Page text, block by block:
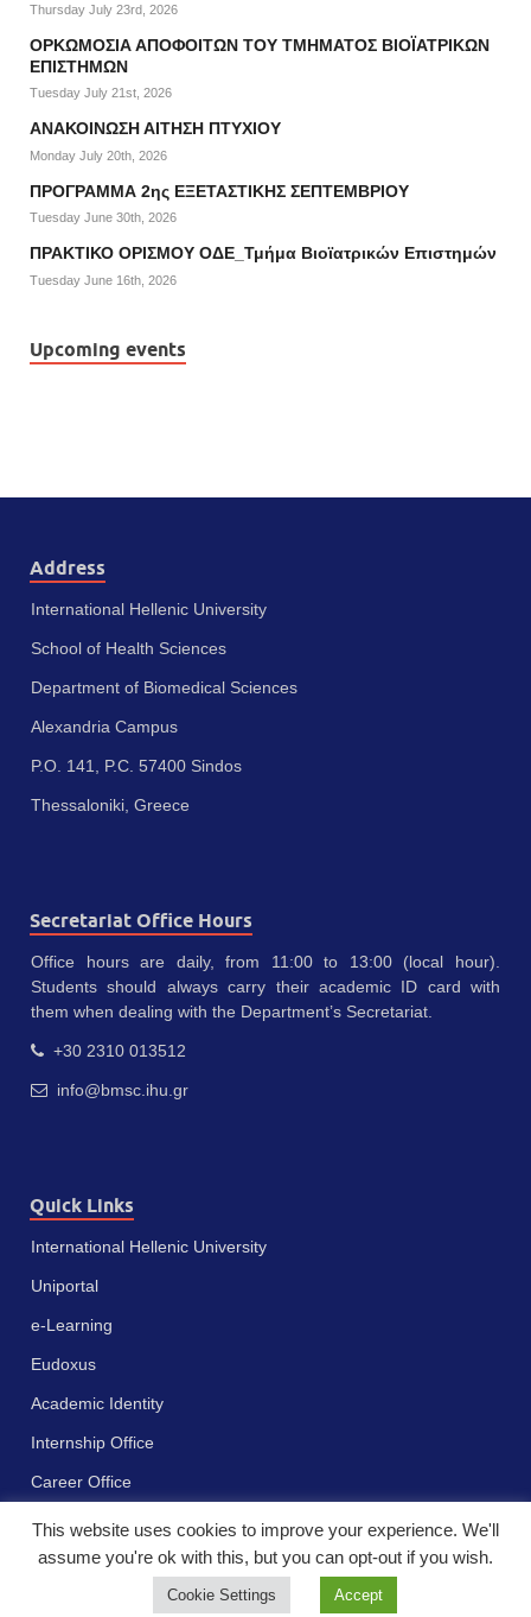
Thursday July 23rd, 2026
ΟΡΚΩΜΟΣΙΑ ΑΠΟΦΟΙΤΩΝ ΤΟΥ ΤΜΗΜΑΤΟΣ ΒΙΟΪΑΤΡΙΚΩΝ
ΕΠΙΣΤΗΜΩΝ
Tuesday July 21st, 2026
ΑΝΑΚΟΙΝΩΣΗ ΑΙΤΗΣΗ ΠΤΥΧΙΟΥ
Monday July 20th, 2026
ΠΡΟΓΡΑΜΜΑ 2ης ΕΞΕΤΑΣΤΙΚΗΣ ΣΕΠΤΕΜΒΡΙΟΥ
Tuesday June 30th, 2026
ΠΡΑΚΤΙΚΟ ΟΡΙΣΜΟΥ ΟΔΕ_Τμήμα Βιοϊατρικών Επιστημών
Tuesday June 16th, 2026
Upcoming events
Address
International Hellenic University
School of Health Sciences
Department of Biomedical Sciences
Alexandria Campus
P.O. 141, P.C. 57400 Sindos
Thessaloniki, Greece
Secretariat Office Hours
Office hours are daily, from 11:00 to 13:00 (local hour).
Students should always carry their academic ID card with
them when dealing with the Department’s Secretariat.
+30 2310 013512
info@bmsc.ihu.gr
Quick Links
International Hellenic University
Uniportal
e-Learning
Eudoxus
Academic Identity
Internship Office
Career Office
This website uses cookies to improve your experience. We'll
assume you're ok with this, but you can opt-out if you wish.
Cookie Settings Accept